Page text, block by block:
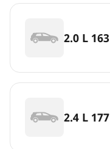
2.0 L 163
2.4 L 177